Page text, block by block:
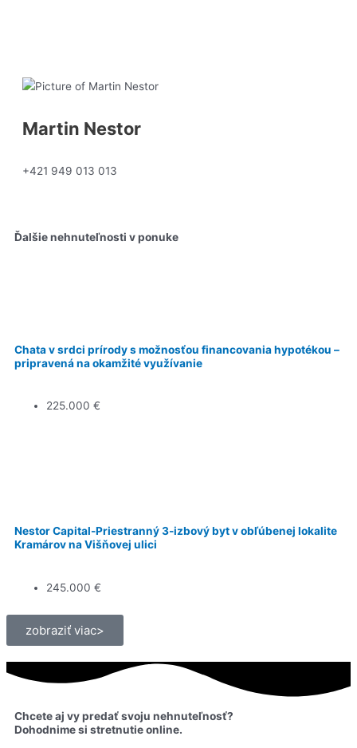
Martin Nestor
+421 949 013 013
Ďalšie nehnuteľnosti v ponuke
Chata v srdci prírody s možnosťou financovania hypotékou –
pripravená na okamžité využívanie
225.000 €
Nestor Capital-Priestranný 3-izbový byt v obľúbenej lokalite
Kramárov na Višňovej ulici
245.000 €
zobraziť viac>
Chcete aj vy predať svoju nehnuteľnosť?
Dohodnime si stretnutie online.